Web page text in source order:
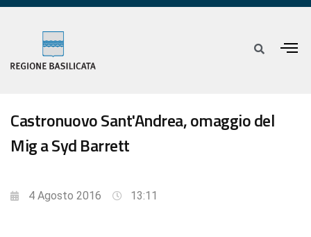
Castronuovo Sant'Andrea, omaggio del
Mig a Syd Barrett
4 Agosto 2016 13:11